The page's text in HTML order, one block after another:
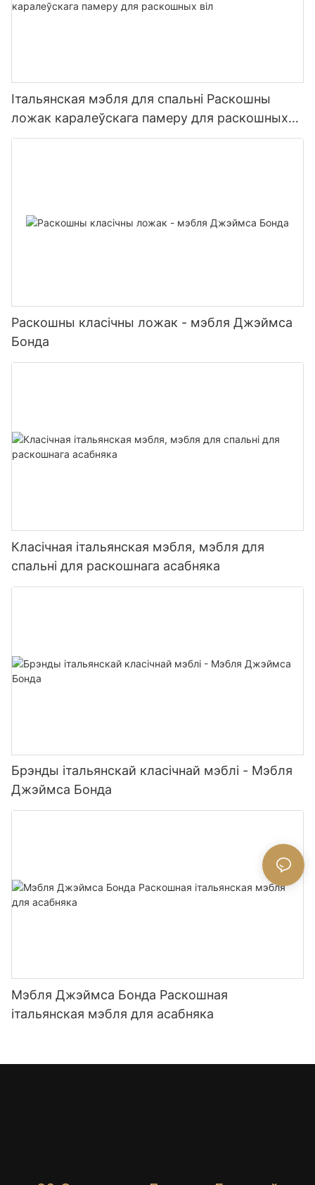
Італьянская мэбля для спальні Раскошны
ложак каралеўскага памеру для раскошных
віл
Раскошны класічны ложак - мэбля Джэймса
Бонда
Класічная італьянская мэбля, мэбля для
спальні для раскошнага асабняка
Брэнды італьянскай класічнай мэблі - Мэбля
Джэймса Бонда
Мэбля Джэймса Бонда Раскошная
італьянская мэбля для асабняка